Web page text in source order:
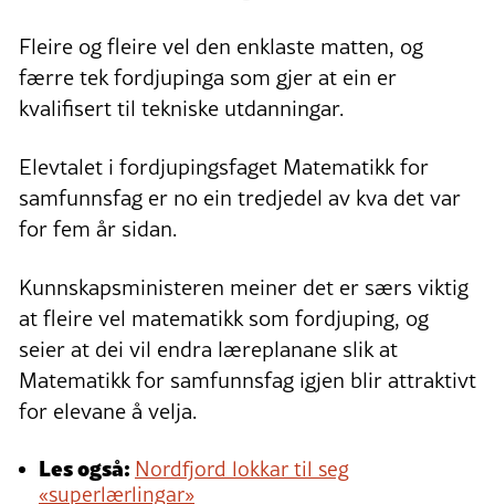
Fleire og fleire vel den enklaste matten, og
færre tek fordjupinga som gjer at ein er
kvalifisert til tekniske utdanningar.
Elevtalet i fordjupingsfaget Matematikk for
samfunnsfag er no ein tredjedel av kva det var
for fem år sidan.
Kunnskapsministeren meiner det er særs viktig
at fleire vel matematikk som fordjuping, og
seier at dei vil endra læreplanane slik at
Matematikk for samfunnsfag igjen blir attraktivt
for elevane å velja.
Les også: Nordfjord lokkar til seg
«superlærlingar»